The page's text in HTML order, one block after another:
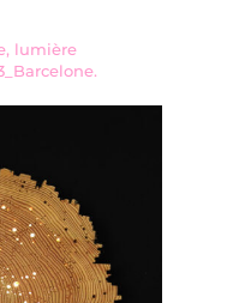
lumière